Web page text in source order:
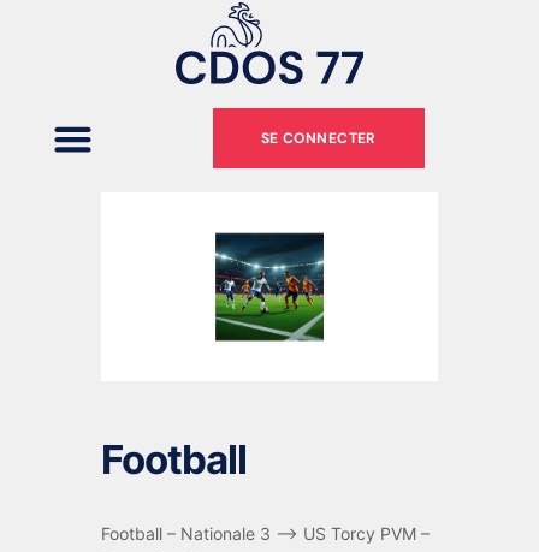
SE CONNECTER
Football
Football – Nationale 3 –> US Torcy PVM –